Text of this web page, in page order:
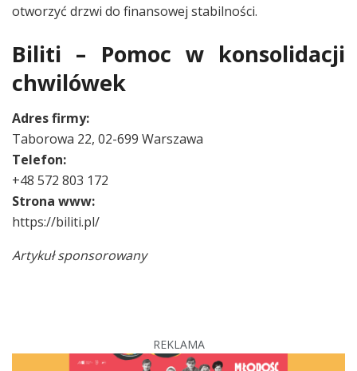
otworzyć drzwi do finansowej stabilności.
Biliti – Pomoc w konsolidacji
chwilówek
Adres firmy:
Taborowa 22, 02-699 Warszawa
Telefon:
+48 572 803 172
Strona www:
https://biliti.pl/
Artykuł sponsorowany
REKLAMA